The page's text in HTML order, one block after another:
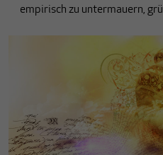
empirisch zu untermauern,